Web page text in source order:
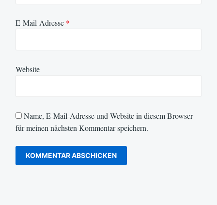
E-Mail-Adresse *
Website
Name, E-Mail-Adresse und Website in diesem Browser
für meinen nächsten Kommentar speichern.